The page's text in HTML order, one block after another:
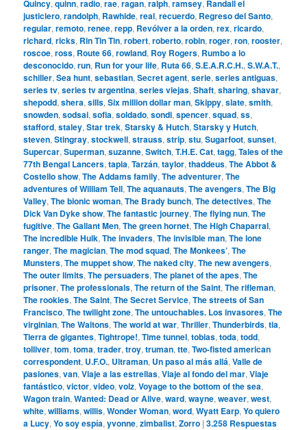
Quincy,quinn,radio,rae,ragan,ralph,ramsey, Randall el
justiciero,randolph, Rawhide,real,recuerdo, Regreso del Santo,
regular,remoto,renee,repp, Revólver a la orden,rex,ricardo,
richard,ricks, Rin Tin Tin,robert,roberto,robin,roger,ron,rooster,
roscoe,ross, Route 66,rowland, Roy Rogers, Rumbo a lo
desconocido,run, Run for your life, Ruta 66,S.E.A.R.C.H.,S.W.A.T.,
schiller,Sea hunt,sebastian,Secret agent,serie,series antiguas,
series tv,series tv argentina,series viejas,Shaft,sharing,shavar,
shepodd,shera,sills,Six million dollar man,Skippy,slate,smith,
snowden,sodsai,sofia,soldado,sondi,spencer,squad,ss,
stafford,staley,Star trek,Starsky & Hutch,Starsky y Hutch,
steven,Stingray,stockwell,strauss,strip,stu,Sugarfoot,sunset,
Supercar,Superman,suzanne,Switch,T.H.E. Cat,tagg,Tales of the
77th Bengal Lancers,tapia,Tarzán,taylor,thaddeus,The Abbot &
Costello show,The Addams family,The adventurer,The
adventures of William Tell,The aquanauts,The avengers,The Big
Valley,The bionic woman,The Brady bunch,The detectives,The
Dick Van Dyke show,The fantastic journey,The flying nun,The
fugitive,The Gallant Men,The green hornet,The High Chaparral,
The incredible Hulk,The invaders,The invisible man,The lone
ranger,The magician,The mod squad,The Monkees’,The
Munsters,The muppet show,The naked city,The new avengers,
The outer limits,The persuaders,The planet of the apes,The
prisoner,The professionals,The return of the Saint,The rifleman,
The rookies,The Saint,The Secret Service,The streets of San
Francisco,The twilight zone,The untouchables. Los invasores,The
virginian,The Waltons,The world at war,Thriller,Thunderbirds,tia,
Tierra de gigantes,Tightrope!,Time tunnel,tobias,toda,todd,
tolliver,tom,toma,trader,troy,truman,tte,Two-fisted american
correspondent, U.F.O., Ultraman, Un paso al más allá,Valle de
pasiones,van,Viaje a las estrellas,Viaje al fondo del mar,Viaje
fantástico,victor,video,volz,Voyage to the bottom of the sea,
Wagon train,Wanted: Dead or Alive,ward,wayne,weaver,west,
white,williams,willis,Wonder Woman,word,Wyatt Earp,Yo quiero
a Lucy,Yo soy espía,yvonne,zimbalist,Zorro |3.258 Respuestas